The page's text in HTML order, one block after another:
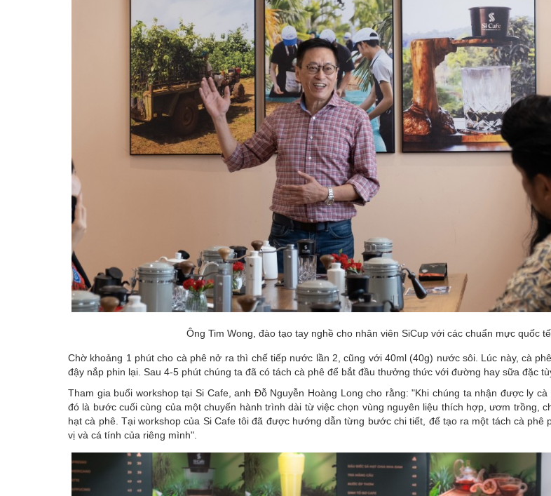
Ông Tim Wong, đào tạo tay nghề cho nhân viên SiCup với các chuẩn mực quốc tế
Chờ khoảng 1 phút cho cà phê nở ra thì chế tiếp nước lần 2, cũng với 40ml (40g) nước sôi. Lúc này, cà
đậy nắp phin lại. Sau 4-5 phút chúng ta đã có tách cà phê để bắt đầu thưởng thức với đường hay sữa đặc
Tham gia buổi workshop tại Si Cafe, anh Đỗ Nguyễn Hoàng Long cho rằng: "Khi chúng ta nhận được ly cà
đó là bước cuối cùng của một chuyến hành trình dài từ việc chọn vùng nguyên liệu thích hợp, ươm trồng,
hạt cà phê. Tại workshop của Si Cafe tôi đã được hướng dẫn từng bước chi tiết, để tạo ra một tách cà phê
vị và cá tính của riêng mình".